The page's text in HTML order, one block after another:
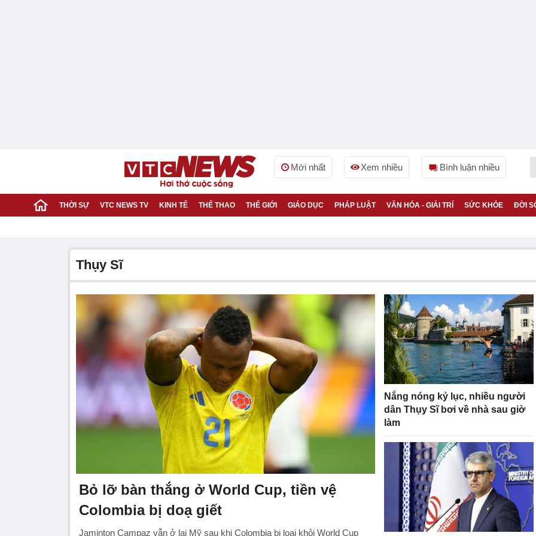
Mới nhất Xem nhiều Bình luận nhiều
THỜI SỰ VTC NEWS TV KINH TẾ THỂ THAO THẾ GIỚI GIÁO DỤC PHÁP LUẬT VĂN HÓA - GIẢI TRÍ SỨC KHỎE ĐỜI
Thụy Sĩ
Bỏ lỡ bàn thắng ở World Cup, tiền vệ
Colombia bị doạ giết
Jaminton Campaz vẫn ở lại Mỹ sau khi Colombia bị loại khỏi World Cup
Nắng nóng kỷ lục, nhiều người
dân Thụy Sĩ bơi về nhà sau giờ
làm